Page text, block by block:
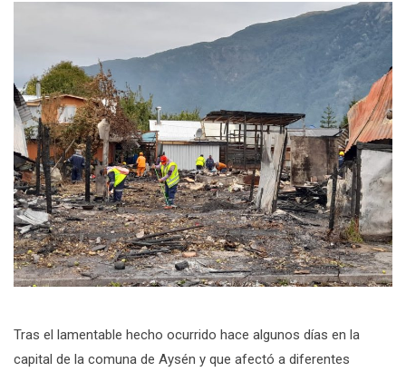
Tras el lamentable hecho ocurrido hace algunos días en la
capital de la comuna de Aysén y que afectó a diferentes